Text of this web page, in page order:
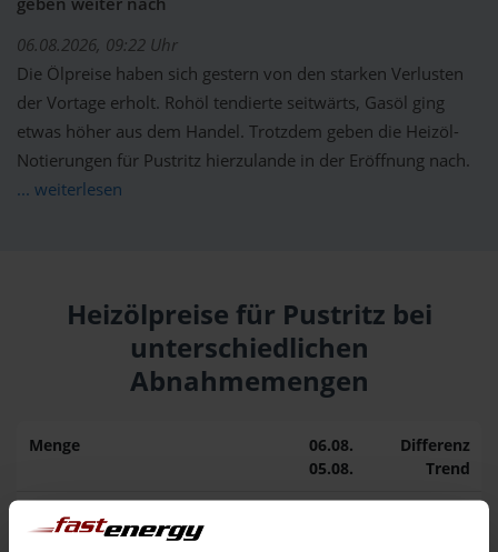
06.08.2026, 09:22 Uhr
Die Ölpreise haben sich gestern von den starken Verlusten
der Vortage erholt. Rohöl tendierte seitwärts, Gasöl ging
etwas höher aus dem Handel. Trotzdem geben die Heizöl-
Notierungen für Pustritz hierzulande in der Eröffnung nach.
... weiterlesen
Heizölpreise für Pustritz bei
unterschiedlichen
Abnahmemengen
Menge
06.08.
05.08.
Differenz
Trend
1.000 Liter